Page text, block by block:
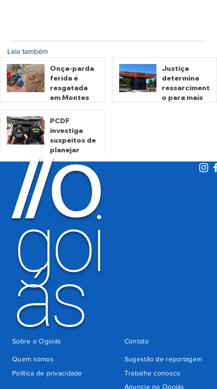
Leia também
Onça-parda
ferida é
resgatada
em Montes
Goiás
há 12 horas
Justiça
determina
ressarciment
o para mais
PCDF
investiga
suspeitos de
planejar
atentados no
período
eleitoral
há 3 dias
//O
goi
ás
Quem somos
Sugestão de reportagem
Trabalhe conosco
Política de privacidade
Anuncie no Ogoiás
Contato
Sobre o Ogoiás